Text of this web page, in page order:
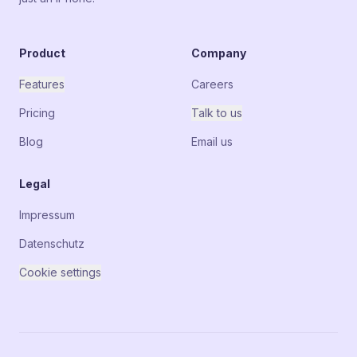
Product
Features
Pricing
Blog
Company
Careers
Talk to us
Email us
Legal
Impressum
Datenschutz
Cookie settings